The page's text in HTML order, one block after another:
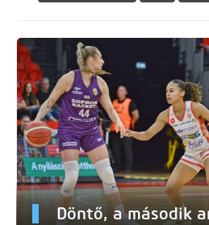
Döntő, a második